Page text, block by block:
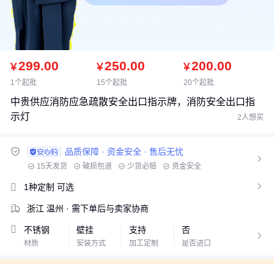
￥299.00
1个起批
￥250.00
15个起批
￥200.00
20个起批
中贵供应消防应急疏散安全出口指示牌，消防安全出口指
示灯
2人想买
品质保障 · 资金安全 · 售后无忧
15天发货 破损包退 少货必赔
资金安全
1V1专属客服

1种定制 可选 
浙江 温州 · 需下单后与卖家协商
不锈钢
材质
壁挂
安装方式
支持
加工定制
否
是否进口
